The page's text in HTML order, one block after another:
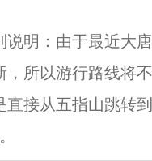
说明： 由于最近大
，所以游行路线将
直接从五指山跳转